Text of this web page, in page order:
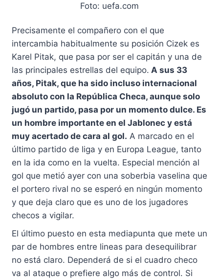
Foto: uefa.com
Precisamente el compañero con el que
intercambia habitualmente su posición Cizek es
Karel Pitak, que pasa por ser el capitán y una de
las principales estrellas del equipo. A sus 33
años, Pitak, que ha sido incluso internacional
absoluto con la República Checa, aunque solo
jugó un partido, pasa por un momento dulce. Es
un hombre importante en el Jablonec y está
muy acertado de cara al gol. A marcado en el
último partido de liga y en Europa League, tanto
en la ida como en la vuelta. Especial mención al
gol que metió ayer con una soberbia vaselina que
el portero rival no se esperó en ningún momento
y que deja claro que es uno de los jugadores
checos a vigilar.
El último puesto en esta mediapunta que mete un
par de hombres entre lineas para desequilibrar
no está claro. Dependerá de si el cuadro checo
va al ataque o prefiere algo más de control. Si